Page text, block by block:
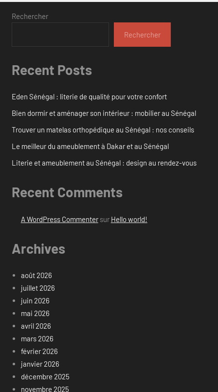
Rechercher
Rechercher
Recent Posts
Eden Sénégal : literie de qualité pour votre confort
Bien dormir et aménager son intérieur : mobilier au Sénégal
Trouver un matelas orthopédique au Sénégal : nos conseils
Le meilleur du ameublement à Dakar et au Sénégal
Literie et ameublement au Sénégal : design au rendez-vous
Recent Comments
A WordPress Commentersur Hello world!
Archives
août 2026
juillet 2026
juin 2026
mai 2026
avril 2026
mars 2026
février 2026
janvier 2026
décembre 2025
novembre 2025